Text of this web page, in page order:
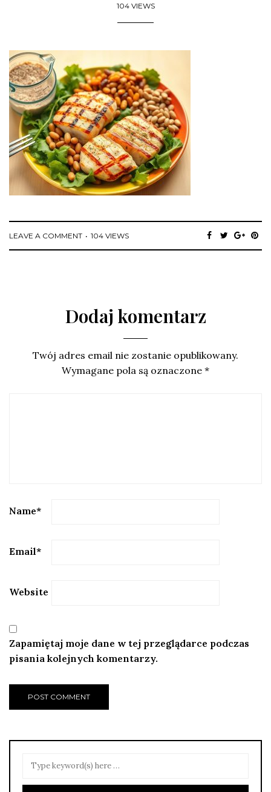
104 VIEWS
LEAVE A COMMENT 104 VIEWS
Dodaj komentarz
Twój adres email nie zostanie opublikowany.
Wymagane pola są oznaczone *
Name*
Email*
Website
Zapamiętaj moje dane w tej przeglądarce podczas
pisania kolejnych komentarzy.